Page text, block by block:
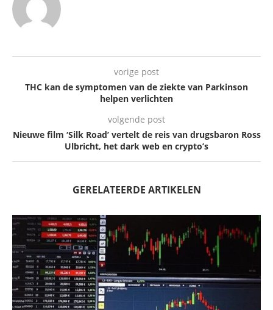
vorige post
THC kan de symptomen van de ziekte van Parkinson
helpen verlichten
volgende post
Nieuwe film ‘Silk Road’ vertelt de reis van drugsbaron Ross
Ulbricht, het dark web en crypto’s
GERELATEERDE ARTIKELEN